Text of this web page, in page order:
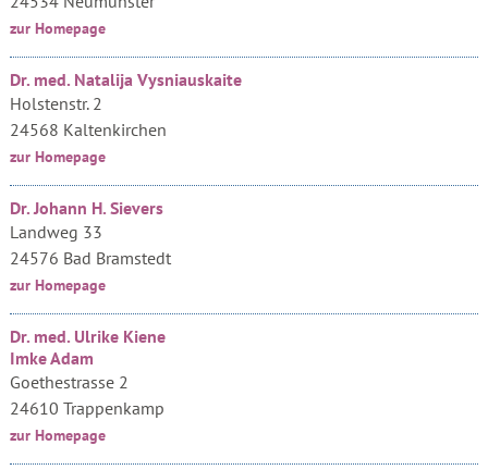
zur Homepage
Dr. med. Natalija Vysniauskaite
Holstenstr. 2
24568 Kaltenkirchen
zur Homepage
Dr. Johann H. Sievers
Landweg 33
24576 Bad Bramstedt
zur Homepage
Dr. med. Ulrike Kiene
Imke Adam
Goethestrasse 2
24610 Trappenkamp
zur Homepage